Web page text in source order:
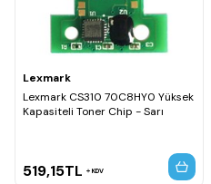
Lexmark
Lexmark CS310 70C8HY0 Yüksek
Kapasiteli Toner Chip - Sarı
519,15TL KDV